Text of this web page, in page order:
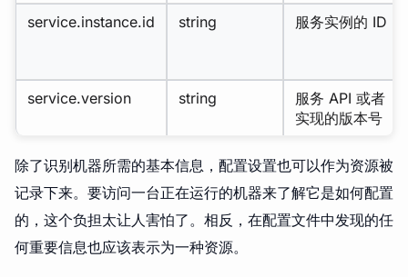
service.instance.id
string 服务实例的 ID
service.version string
服务 API 或者
实现的版本号
除了识别机器所需的基本信息，配置设置也可以作为资源被
记录下来。要访问一台正在运行的机器来了解它是如何配置
的，这个负担太让人害怕了。相反，在配置文件中发现的任
何重要信息也应该表示为一种资源。